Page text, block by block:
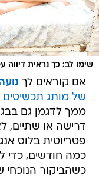
שימו לב: כך נראית דיווה
אם קוראים לך
של מותג תכשיטים
ממך לדגמן גם
דרישה או שתיים,
פטריוטית בלוס
כמה חודשים, כדי
כשהביקור